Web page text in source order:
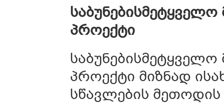
საბუნებისმეტყველო
პროექტი
საბუნებისმეტყველო
პროექტი მიზნად
სწავლების